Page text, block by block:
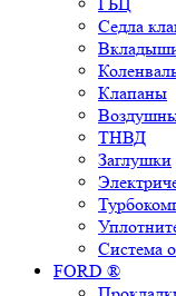
Седла
Клапаны
ТНВД
Заглушки
Система
FORD ®